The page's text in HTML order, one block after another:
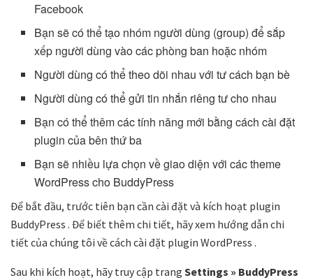
Facebook
Bạn sẽ có thể tạo nhóm người dùng (group) để sắp
xếp người dùng vào các phòng ban hoặc nhóm
Người dùng có thể theo dõi nhau với tư cách bạn bè
Người dùng có thể gửi tin nhắn riêng tư cho nhau
Bạn có thể thêm các tính năng mới bằng cách cài đặt
plugin của bên thứ ba
Bạn sẽ nhiều lựa chọn về giao diện với các theme
WordPress cho BuddyPress
Để bắt đầu, trước tiên bạn cần cài đặt và kích hoạt plugin
BuddyPress . Để biết thêm chi tiết, hãy xem hướng dẫn chi
tiết của chúng tôi về cách cài đặt plugin WordPress .
Sau khi kích hoạt, hãy truy cập trang Settings » BuddyPress